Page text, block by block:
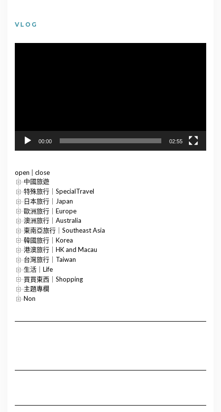
VLOG
00:00 02:55
open
close
中國旅遊
特殊旅行｜SpecialTravel
日本旅行｜Japan
歐洲旅行｜Europe
澳洲旅行｜Australia
東南亞旅行｜Southeast Asia
韓國旅行｜Korea
港澳旅行｜HK and Macau
台灣旅行｜Taiwan
生活｜Life
買買東西｜Shopping
主題專欄
Non